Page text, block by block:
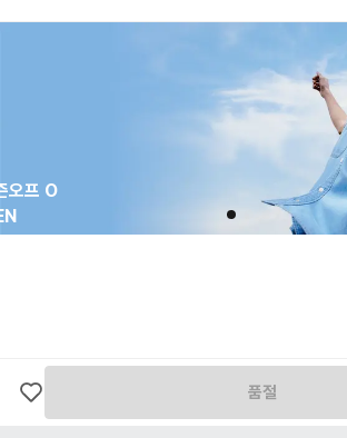
해당 상품의 배송은 평일 기준 통상적으로 1-2일 소요됩니다.
배송 금액은 모두 댄블에서 부담합니다. 고객님의 배송 부담 금액
본 상품은 업체별로 개별 출고되는 상품으로, 반품 시 출고 업체
고객님의 변심으로 인한 반품의 경우, 왕복 택배비가 발생하며
상품 수령 시 상품 하자 여부를 확인해주세요. 하자 여부를 확
객님의 책임 사유가 될 수 있습니다.
상품은 착용 흔적이 없어야 하며, 택이 부착된 상태로 접수되어
교환/반품 요청은 상품 수령 후 7일 이내로 가능합니다.
시간의 경과에 의하여 재판매가 곤란할 정도로 상품 등의 가치가
구매 이후 세탁 및 수선으로 인하여 상품에 변형이 생겼거나 훼손
[ 환불 기간 ]
여름
느껴지
품절